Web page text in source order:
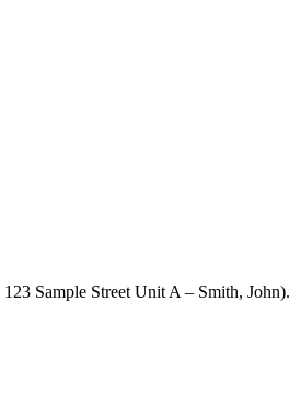
Sample Street Unit A – Smith, John).